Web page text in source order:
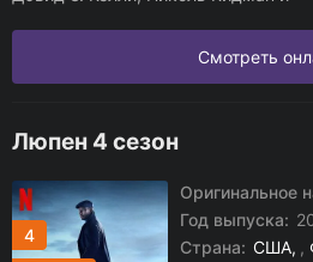
Смотреть
Люпен 4 сезон
4
Оригинальное
Год выпуска:
Страна: США ,